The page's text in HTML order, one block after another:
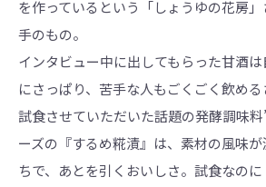
を作っているという「しょうゆの花房
手のもの。
インタビュー中に出してもらった甘酒
にさっぱり、苦手な人もごくごく飲め
試食させていただいた話題の発酵調味料
ーズの『するめ糀漬』は、素材の風味
ちで、あとを引くおいしさ。試食なの